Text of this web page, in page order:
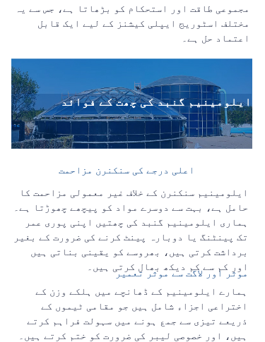
مجموعی طاقت اور استحکام کو بڑھاتا ہے، جس سے یہ
مختلف اسٹوریج ایپلی کیشنز کے لیے ایک قابل
اعتماد حل ہے۔
ایلومینیم گنبد کی چھت کے فوائد
اعلی درجے کی سنکنرن مزاحمت
ایلومینیم سنکنرن کے خلاف غیر معمولی مزاحمت کا
حامل ہے، بہت سے دوسرے مواد کو پیچھے چھوڑتا ہے۔
ہماری ایلومینیم گنبد کی چھتیں اپنی پوری عمر
تک پینٹنگ یا دوبارہ پینٹ کرنے کی ضرورت کے بغیر
برداشت کرتی ہیں، بھروسے کو یقینی بناتی ہیں
اور کم سے کم دیکھ بھال کرتی ہیں۔
موثر اور لاگت سے موثر تعمیر
ہمارے ایلومینیم کے ڈھانچے میں ہلکے وزن کے
اختراعی اجزاء شامل ہیں جو مقامی ٹیموں کے
ذریعے تیزی سے جمع ہونے میں سہولت فراہم کرتے
ہیں، اور خصوصی لیبر کی ضرورت کو ختم کرتے ہیں۔